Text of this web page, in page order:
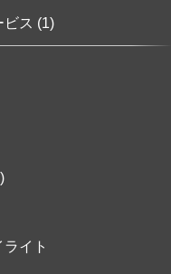
ビス (1)
イト